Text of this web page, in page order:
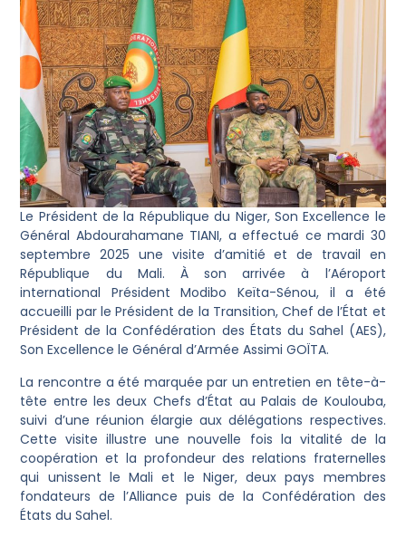
Le Président de la République du Niger, Son Excellence le
Général Abdourahamane TIANI, a effectué ce mardi 30
septembre 2025 une visite d’amitié et de travail en
République du Mali. À son arrivée à l’Aéroport
international Président Modibo Keïta-Sénou, il a été
accueilli par le Président de la Transition, Chef de l’État et
Président de la Confédération des États du Sahel (AES),
Son Excellence le Général d’Armée Assimi GOÏTA.
La rencontre a été marquée par un entretien en tête-à-
tête entre les deux Chefs d’État au Palais de Koulouba,
suivi d’une réunion élargie aux délégations respectives.
Cette visite illustre une nouvelle fois la vitalité de la
coopération et la profondeur des relations fraternelles
qui unissent le Mali et le Niger, deux pays membres
fondateurs de l’Alliance puis de la Confédération des
États du Sahel.